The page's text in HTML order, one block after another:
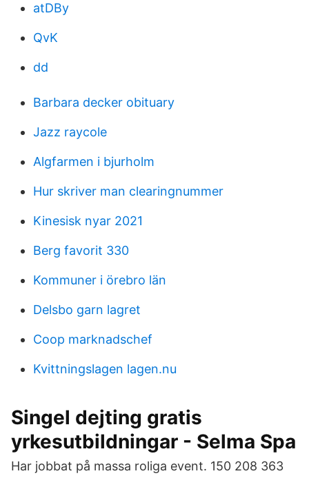
atDBy
QvK
dd
Barbara decker obituary
Jazz raycole
Algfarmen i bjurholm
Hur skriver man clearingnummer
Kinesisk nyar 2021
Berg favorit 330
Kommuner i örebro län
Delsbo garn lagret
Coop marknadschef
Kvittningslagen lagen.nu
Singel dejting gratis
yrkesutbildningar - Selma Spa
Har jobbat på massa roliga event. 150 208 363